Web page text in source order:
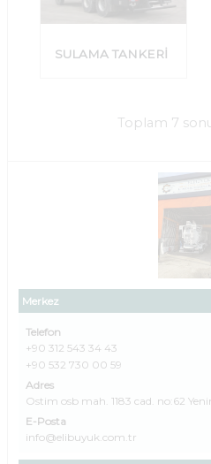
Merkez
Telefon
+90 312 543 34 43
+90 532 730 00 59
Adres
Ostim osb mah. 1183 cad. no:62
E-Posta
info@elibuyuk.com.tr
SULAMA TANKERİ
Toplam 7